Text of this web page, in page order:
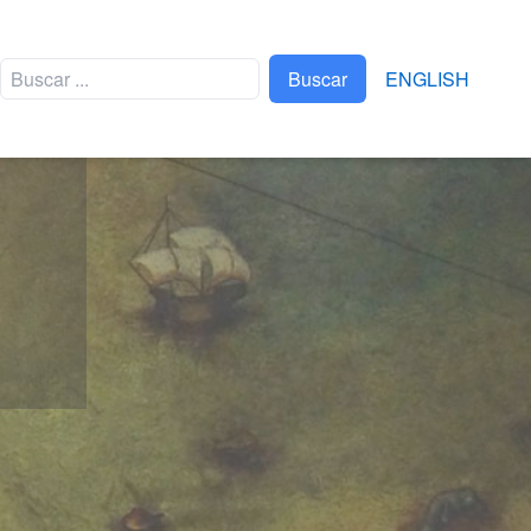
EVENTOS
TRIATLÓN XEL-HÁ
XPLOR BRAVEST RACE
APAPAXOA
ARTE POPULAR
MEXICANO
Buscar ENGLISH